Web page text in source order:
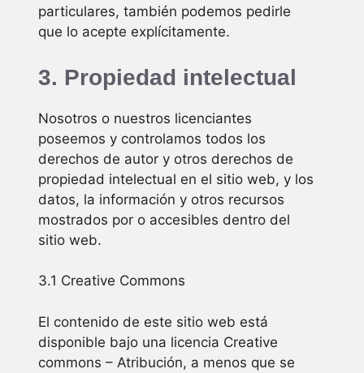
particulares, también podemos pedirle
que lo acepte explícitamente.
3. Propiedad intelectual
Nosotros o nuestros licenciantes
poseemos y controlamos todos los
derechos de autor y otros derechos de
propiedad intelectual en el sitio web, y los
datos, la información y otros recursos
mostrados por o accesibles dentro del
sitio web.
3.1 Creative Commons
El contenido de este sitio web está
disponible bajo una licencia Creative
commons – Atribución, a menos que se